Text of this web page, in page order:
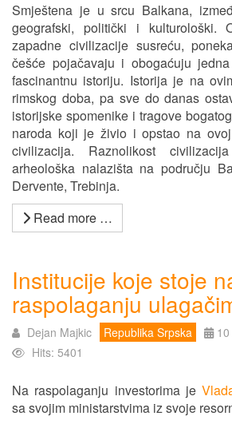
Smještena je u srcu Balkana,
geografski, politički i kulturološki.
zapadne civilizacije susreću,
češće pojačavaju i obogaćuju
fascinantnu istoriju. Istorija je na
rimskog doba, pa sve do danas
istorijske spomenike i tragove
naroda koji je živio i opstao na
civilizacija. Raznolikost
arheološka nalazišta na području
Dervente, Trebinja.
Read more …
Institucije koje stoje
raspolaganju
Dejan Majkic Republika Srpska
Hits: 5401
Na raspolaganju investorima je
sa svojim ministarstvima iz svoje